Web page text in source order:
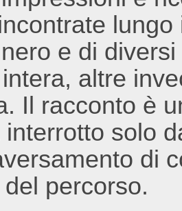
e di
altre
Il racconto è
interrotto solo
di
percorso.